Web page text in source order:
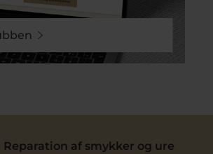
Reparation af smykker og ure